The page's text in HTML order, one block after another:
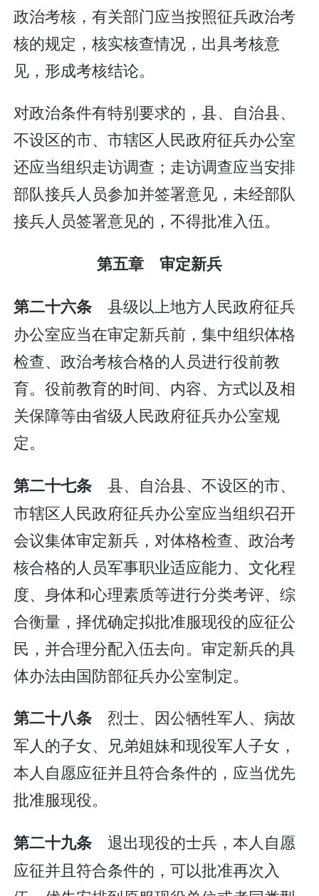
政治考核，有关部门应当按照征兵政治考
核的规定，核实核查情况，出具考核意
见，形成考核结论。
对政治条件有特别要求的，县、自治县、
不设区的市、市辖区人民政府征兵办公室
还应当组织走访调查；走访调查应当安排
部队接兵人员参加并签署意见，未经部队
接兵人员签署意见的，不得批准入伍。
第五章 审定新兵
第二十六条 县级以上地方人民政府征兵
办公室应当在审定新兵前，集中组织体格
检查、政治考核合格的人员进行役前教
育。役前教育的时间、内容、方式以及相
关保障等由省级人民政府征兵办公室规
定。
第二十七条 县、自治县、不设区的市、
市辖区人民政府征兵办公室应当组织召开
会议集体审定新兵，对体格检查、政治考
核合格的人员军事职业适应能力、文化程
度、身体和心理素质等进行分类考评、综
合衡量，择优确定拟批准服现役的应征公
民，并合理分配入伍去向。审定新兵的具
体办法由国防部征兵办公室制定。
第二十八条 烈士、因公牺牲军人、病故
军人的子女、兄弟姐妹和现役军人子女，
本人自愿应征并且符合条件的，应当优先
批准服现役。
第二十九条 退出现役的士兵，本人自愿
应征并且符合条件的，可以批准再次入